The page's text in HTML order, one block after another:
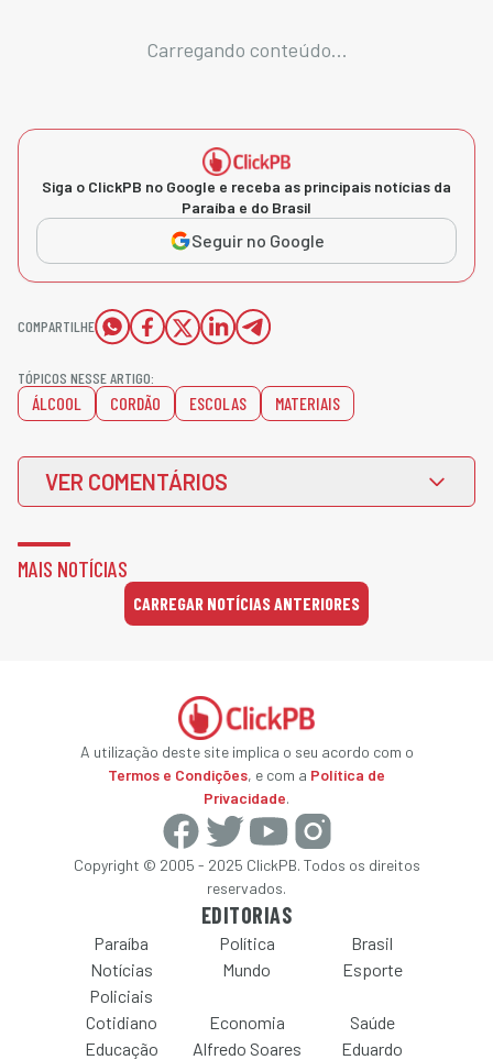
Carregando conteúdo...
Siga o ClickPB no Google e receba as principais notícias da
Paraíba e do Brasil
Seguir no Google
COMPARTILHE
TÓPICOS NESSE ARTIGO:
ÁLCOOL CORDÃO ESCOLAS MATERIAIS
VER COMENTÁRIOS
MAIS NOTÍCIAS
CARREGAR NOTÍCIAS ANTERIORES
A utilização deste site implica o seu acordo com o
Termos e Condições, e com a Política de
Privacidade.
Copyright © 2005 - 2025 ClickPB. Todos os direitos
reservados.
EDITORIAS
Paraíba Política
Brasil
Notícias
Policiais
Mundo Esporte
Cotidiano Economia
Saúde
Educação
Alfredo Soares Eduardo